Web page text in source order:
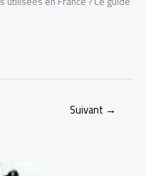
Suivant →